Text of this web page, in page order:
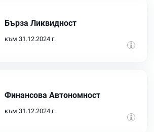
Бърза Ликвидност
към 31.12.2024 г.
Финансова Автономност
към 31.12.2024 г.